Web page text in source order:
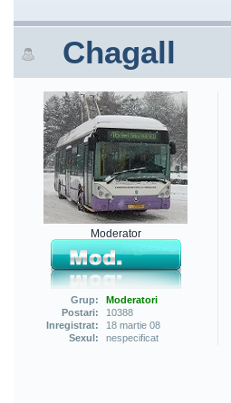
Chagall
Moderator
Grup:
Moderatori
Postari:
10388
Inregistrat:
18 martie 08
Sexul:
nespecificat